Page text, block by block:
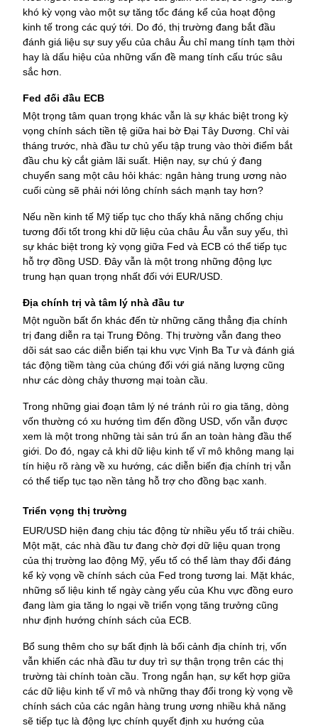
khó kỳ vọng vào một sự tăng tốc đáng kể của hoạt động
kinh tế trong các quý tới. Do đó, thị trường đang bắt đầu
đánh giá liệu sự suy yếu của châu Âu chỉ mang tính tạm thời
hay là dấu hiệu của những vấn đề mang tính cấu trúc sâu
sắc hơn.
Fed đối đầu ECB
Một trọng tâm quan trọng khác vẫn là sự khác biệt trong kỳ
vọng chính sách tiền tệ giữa hai bờ Đại Tây Dương. Chỉ vài
tháng trước, nhà đầu tư chủ yếu tập trung vào thời điểm bắt
đầu chu kỳ cắt giảm lãi suất. Hiện nay, sự chú ý đang
chuyển sang một câu hỏi khác: ngân hàng trung ương nào
cuối cùng sẽ phải nới lỏng chính sách mạnh tay hơn?
Nếu nền kinh tế Mỹ tiếp tục cho thấy khả năng chống chịu
tương đối tốt trong khi dữ liệu của châu Âu vẫn suy yếu, thì
sự khác biệt trong kỳ vọng giữa Fed và ECB có thể tiếp tục
hỗ trợ đồng USD. Đây vẫn là một trong những động lực
trung hạn quan trọng nhất đối với EUR/USD.
Địa chính trị và tâm lý nhà đầu tư
Một nguồn bất ổn khác đến từ những căng thẳng địa chính
trị đang diễn ra tại Trung Đông. Thị trường vẫn đang theo
dõi sát sao các diễn biến tại khu vực Vịnh Ba Tư và đánh giá
tác động tiềm tàng của chúng đối với giá năng lượng cũng
như các dòng chảy thương mại toàn cầu.
Trong những giai đoạn tâm lý né tránh rủi ro gia tăng, dòng
vốn thường có xu hướng tìm đến đồng USD, vốn vẫn được
xem là một trong những tài sản trú ẩn an toàn hàng đầu thế
giới. Do đó, ngay cả khi dữ liệu kinh tế vĩ mô không mang lại
tín hiệu rõ ràng về xu hướng, các diễn biến địa chính trị vẫn
có thể tiếp tục tạo nền tảng hỗ trợ cho đồng bạc xanh.
Triển vọng thị trường
Một mặt, các nhà đầu tư đang chờ đợi dữ liệu quan trọng
của thị trường lao động Mỹ, yếu tố có thể làm thay đổi đáng
kể kỳ vọng về chính sách của Fed trong tương lai. Mặt khác,
những số liệu kinh tế ngày càng yếu của Khu vực đồng euro
đang làm gia tăng lo ngại về triển vọng tăng trưởng cũng
như định hướng chính sách của ECB.
Bổ sung thêm cho sự bất định là bối cảnh địa chính trị, vốn
vẫn khiến các nhà đầu tư duy trì sự thận trọng trên các thị
trường tài chính toàn cầu. Trong ngắn hạn, sự kết hợp giữa
các dữ liệu kinh tế vĩ mô và những thay đổi trong kỳ vọng về
chính sách của các ngân hàng trung ương nhiều khả năng
sẽ tiếp tục là động lực chính quyết định xu hướng của